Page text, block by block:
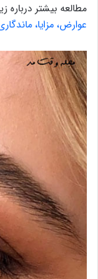
مطالعه بیشتر درباره
عوارض، مزایا،